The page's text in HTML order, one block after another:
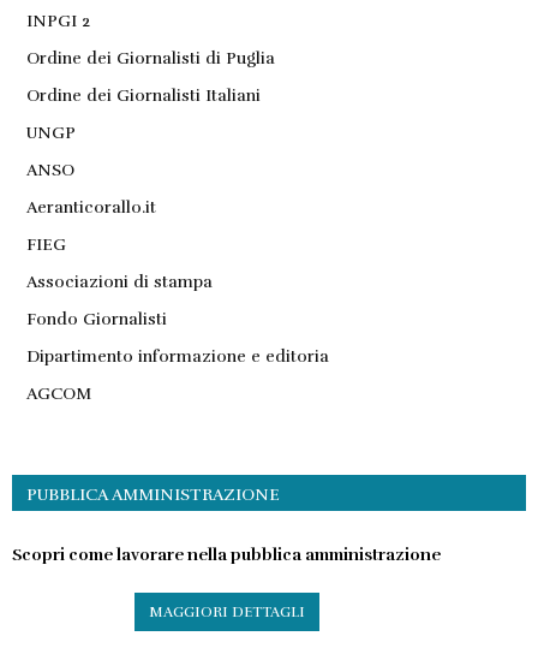
INPGI 2
Ordine dei Giornalisti di Puglia
Ordine dei Giornalisti Italiani
UNGP
ANSO
Aeranticorallo.it
FIEG
Associazioni di stampa
Fondo Giornalisti
Dipartimento informazione e editoria
AGCOM
PUBBLICA AMMINISTRAZIONE
Scopri come lavorare nella pubblica amministrazione
MAGGIORI DETTAGLI